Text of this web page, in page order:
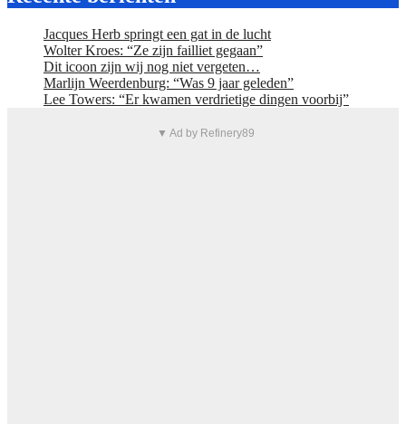
Jacques Herb springt een gat in de lucht
Wolter Kroes: “Ze zijn failliet gegaan”
Dit icoon zijn wij nog niet vergeten…
Marlijn Weerdenburg: “Was 9 jaar geleden”
Lee Towers: “Er kwamen verdrietige dingen voorbij”
▼ Ad by Refinery89